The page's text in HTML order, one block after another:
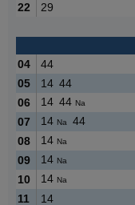
22
29
04
44
05
14 44
06
14 44 Na
07 14 Na
44
08
14 Na
09 14 Na
10 14 Na
11
14